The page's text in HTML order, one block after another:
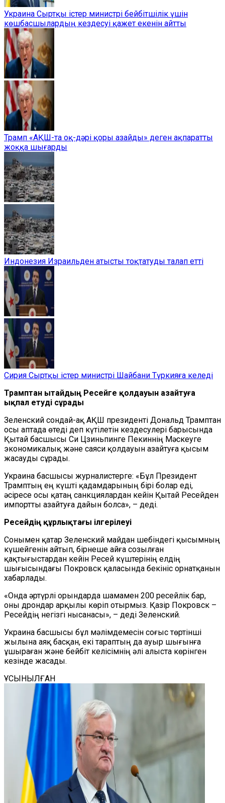
Украина Сыртқы істер министрі бейбітшілік үшін
көшбасшылардың кездесуі қажет екенін айтты
Трамп «АҚШ-та оқ-дәрі қоры азайды» деген ақпаратты
жоққа шығарды
Индонезия Израильден атысты тоқтатуды талап етті
Сирия Сыртқы істер министрі Шайбани Түркияға келеді
Трамптан Қытайдың Ресейге қолдауын азайтуға
ықпал етуді сұрады
Зеленский сондай-ақ АҚШ президенті Дональд Трамптан
осы аптада өтеді деп күтілетін кездесулері барысында
Қытай басшысы Си Цзиньпинге Пекиннің Мәскеуге
экономикалық және саяси қолдауын азайтуға қысым
жасауды сұрады.
Украина басшысы журналистерге: «Бұл Президент
Трамптың ең күшті қадамдарының бірі болар еді,
әсіресе осы қатаң санкциялардан кейін Қытай Ресейден
импортты азайтуға дайын болса», – деді.
Ресейдің құрлықтағы ілгерілеуі
Сонымен қатар Зеленский майдан шебіндегі қысымның
күшейгенін айтып, бірнеше айға созылған
қақтығыстардан кейін Ресей күштерінің елдің
шығысындағы Покровск қаласында бекініс орнатқанын
хабарлады.
«Онда әртүрлі орындарда шамамен 200 ресейлік бар,
оны дрондар арқылы көріп отырмыз. Қазір Покровск –
Ресейдің негізгі нысанасы», – деді Зеленский.
Украина басшысы бұл мәлімдемесін соғыс төртінші
жылына аяқ басқан, екі тараптың да ауыр шығынға
ұшыраған және бейбіт келісімнің әлі алыста көрінген
кезінде жасады.
ҰСЫНЫЛҒАН